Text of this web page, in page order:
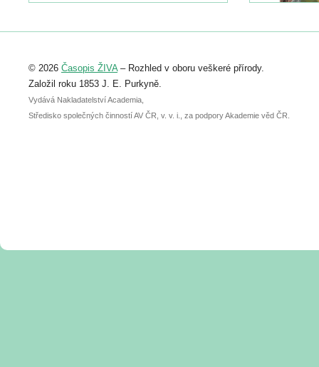
Registrovat se můžete do 6. září.
abstraktu přihlášené přednášky nebo
posteru je už 30. června.
© 2026 Časopis ŽIVA– Rozhled v oboru veškeré přírody.
Založil roku 1853 J. E. Purkyně.
Vydává Nakladatelství Academia,
Středisko společných činností AV ČR, v. v. i., za podpory Akademie věd ČR.